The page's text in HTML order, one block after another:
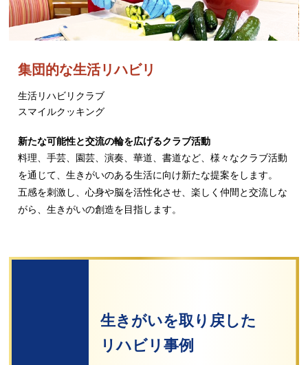
集団的な生活リハビリ
生活リハビリクラブ
スマイルクッキング
新たな可能性と交流の輪を広げるクラブ活動
料理、手芸、園芸、演奏、華道、書道など、様々なクラブ活動
を通じて、生きがいのある生活に向け新たな提案をします。
五感を刺激し、心身や脳を活性化させ、楽しく仲間と交流しな
がら、生きがいの創造を目指します。
生きがいを取り戻した
リハビリ事例